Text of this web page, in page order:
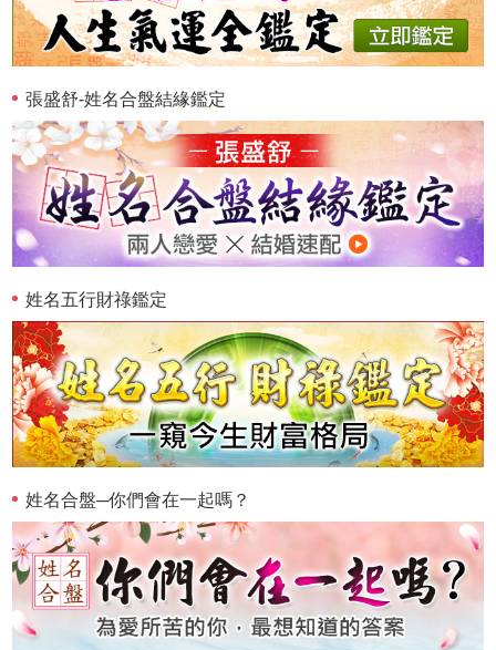
張盛舒-姓名合盤結緣鑑定
姓名五行財祿鑑定
姓名合盤─你們會在一起嗎？